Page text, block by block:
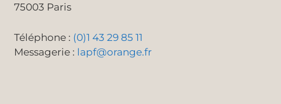
75003 Paris
Téléphone : (0)1 43 29 85 11
Messagerie : lapf@orange.fr